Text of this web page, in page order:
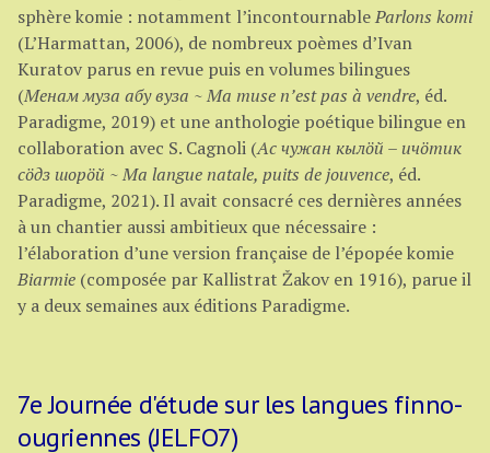
sphère komie : notamment l’incontournableParlons komi
(L’Harmattan, 2006), de nombreux poèmes d’Ivan
Kuratov parus en revue puis en volumes bilingues
(Mенам муза абу вуза ~Ma muse n’est pas à vendre, éd.
Paradigme, 2019) et une anthologie poétique bilingue en
collaboration avec S. Cagnoli (Ас чужан кылöй – ичöтик
сöдз шорöй ~ Ma langue natale, puits de jouvence, éd.
Paradigme, 2021). Il avait consacré ces dernières années
à un chantier aussi ambitieux que nécessaire :
l’élaboration d’une version française de l’épopée komie
Biarmie (composée par Kallistrat Žakov en 1916), parue il
y a deux semaines aux éditions Paradigme.
7e Journée d'étude sur les langues finno-
ougriennes (JELFO7)